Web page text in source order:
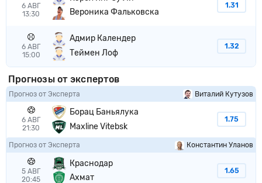
6 АВГ
13:30
Вероника Фальковска
1.31
6 АВГ
15:00
Адмир Календер
Теймен Лоф
1.32
Прогнозы от экспертов
Прогноз от Эксперта Виталий Кутузов
6 АВГ
21:30
Борац Баньялука
Maxline Vitebsk
1.75
Прогноз от Эксперта Константин Уланов
5 АВГ
20:45
Краснодар
Ахмат
1.65